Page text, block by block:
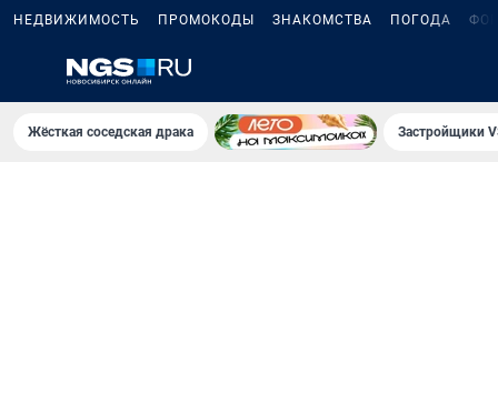
НЕДВИЖИМОСТЬ ПРОМОКОДЫ ЗНАКОМСТВА ПОГОДА
Жёсткая соседская драка Застройщики